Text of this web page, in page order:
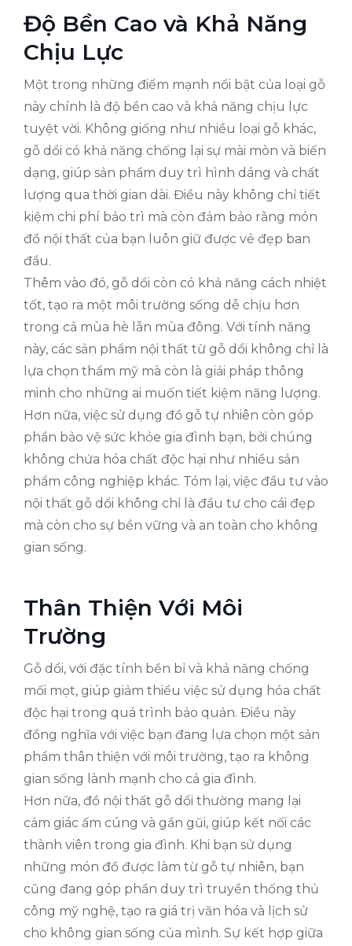
Độ Bền Cao và Khả Năng
Chịu Lực
Một trong những điểm mạnh nổi bật của loại gỗ
này chính là độ bền cao và khả năng chịu lực
tuyệt vời. Không giống như nhiều loại gỗ khác,
gỗ dổi có khả năng chống lại sự mài mòn và biến
dạng, giúp sản phẩm duy trì hình dáng và chất
lượng qua thời gian dài. Điều này không chỉ tiết
kiệm chi phí bảo trì mà còn đảm bảo rằng món
đồ nội thất của bạn luôn giữ được vẻ đẹp ban
đầu.
Thêm vào đó, gỗ dổi còn có khả năng cách nhiệt
tốt, tạo ra một môi trường sống dễ chịu hơn
trong cả mùa hè lẫn mùa đông. Với tính năng
này, các sản phẩm nội thất từ gỗ dổi không chỉ là
lựa chọn thẩm mỹ mà còn là giải pháp thông
minh cho những ai muốn tiết kiệm năng lượng.
Hơn nữa, việc sử dụng đồ gỗ tự nhiên còn góp
phần bảo vệ sức khỏe gia đình bạn, bởi chúng
không chứa hóa chất độc hại như nhiều sản
phẩm công nghiệp khác. Tóm lại, việc đầu tư vào
nội thất gỗ dổi không chỉ là đầu tư cho cái đẹp
mà còn cho sự bền vững và an toàn cho không
gian sống.
Thân Thiện Với Môi
Trường
Gỗ dổi, với đặc tính bền bỉ và khả năng chống
mối mọt, giúp giảm thiểu việc sử dụng hóa chất
độc hại trong quá trình bảo quản. Điều này
đồng nghĩa với việc bạn đang lựa chọn một sản
phẩm thân thiện với môi trường, tạo ra không
gian sống lành mạnh cho cả gia đình.
Hơn nữa, đồ nội thất gỗ dổi thường mang lại
cảm giác ấm cúng và gần gũi, giúp kết nối các
thành viên trong gia đình. Khi bạn sử dụng
những món đồ được làm từ gỗ tự nhiên, bạn
cũng đang góp phần duy trì truyền thống thủ
công mỹ nghệ, tạo ra giá trị văn hóa và lịch sử
cho không gian sống của mình. Sự kết hợp giữa